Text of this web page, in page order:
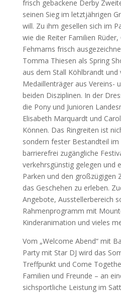
frisch gebackene Derby
seinen Sieg im letztjährigen
will. Zu ihm gesellen sich im
wie die Reiter Familien
Fehmarns frisch
Tomma Thiesen als Spring
aus dem Stall Köhlbrandt und
Medaillenträger aus Vereins-
beiden Disziplinen. In der
die Pony und Junioren
Elisabeth Marquardt und
Können. Das Ringreiten ist
sondern fester Bestandteil
barrierefrei zugängliche
verkehrsgünstig gelegen und
Parken und den großzügigen
das Geschehen zu erleben.
Angebote, Ausstellerbereich
Rahmenprogramm mit
Kinderanimation und vieles
Vom „Welcome Abend“ mit
Party mit Star DJ wird das
Treffpunkt und Come
Familien und Freunde – an
sichsportliche Leistung im